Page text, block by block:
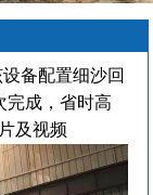
备配置细沙回
完成，省时高
及视频